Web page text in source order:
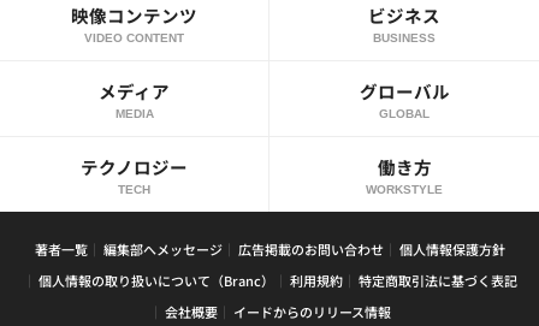
映像コンテンツ
VIDEO CONTENT
ビジネス
BUSINESS
メディア
MEDIA
グローバル
GLOBAL
テクノロジー
TECH
働き方
WORKSTYLE
著者一覧 編集部へメッセージ 広告掲載のお問い合わせ
個人情報保護方針
個人情報の取り扱いについて（Branc）
利用規約
特定商取引法に基づく表記
会社概要
イードからのリリース情報